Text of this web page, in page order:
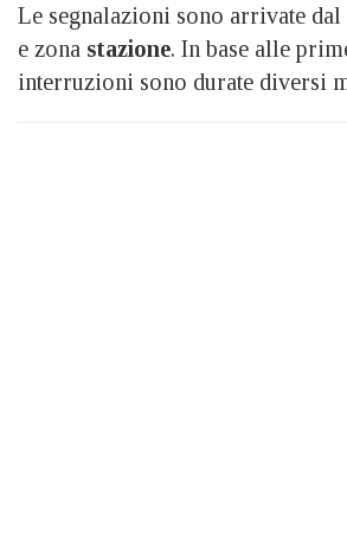
Le segnalazioni sono arrivate
e zona stazione. In base alle
interruzioni sono durate diversi